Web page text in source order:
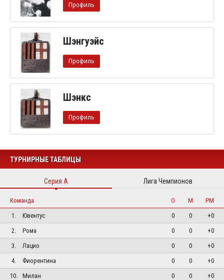
Профиль
Шэнгуэйс
Профиль
Шэнкс
Профиль
ТУРНИРНЫЕ ТАБЛИЦЫ
Серия А Лига Чемпионов
Команда О М
РМ
1.
Ювентус 0 0
+0
2.
Рома 0 0
+0
3.
Лацио 0 0
+0
4.
Фиорентина 0 0
+0
10.
Милан 0 0 +0